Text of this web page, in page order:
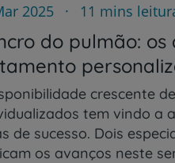
2025 11 mins
do pulmão: os
crescente
tem vindo a
de sucesso. Dois
os avanços neste